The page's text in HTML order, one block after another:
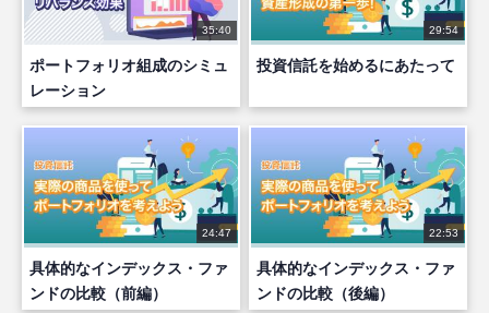
35:40
ポートフォリオ組成のシミュ
レーション
29:54
投資信託を始めるにあたって
24:47
具体的なインデックス・ファ
ンドの比較（前編）
22:53
具体的なインデックス・ファ
ンドの比較（後編）